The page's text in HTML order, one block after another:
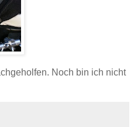
Noch bin ich nicht